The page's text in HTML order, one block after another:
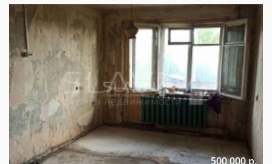
500 000 р.